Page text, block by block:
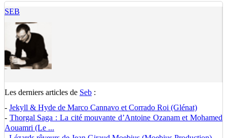
SEB
Les derniers articles de Seb :
- Jekyll & Hyde de Marco Cannavo et Corrado Roi (Glénat)
- Thorgal Saga : La cité mouvante d’Antoine Ozanam et Mohamed
Aouamri (Le ...